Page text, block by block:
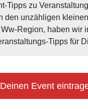
Tipps zu
den unzähligen
Region, haben wir
Tipps für
Event